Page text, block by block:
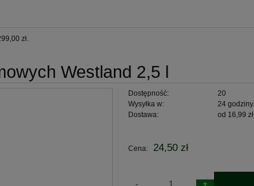
zł.
Westland 2,5 l
Dostępność:
20
Wysyłka w:
24 godziny
Dostawa:
od 16,99 zł
Cena: 24,50 zł